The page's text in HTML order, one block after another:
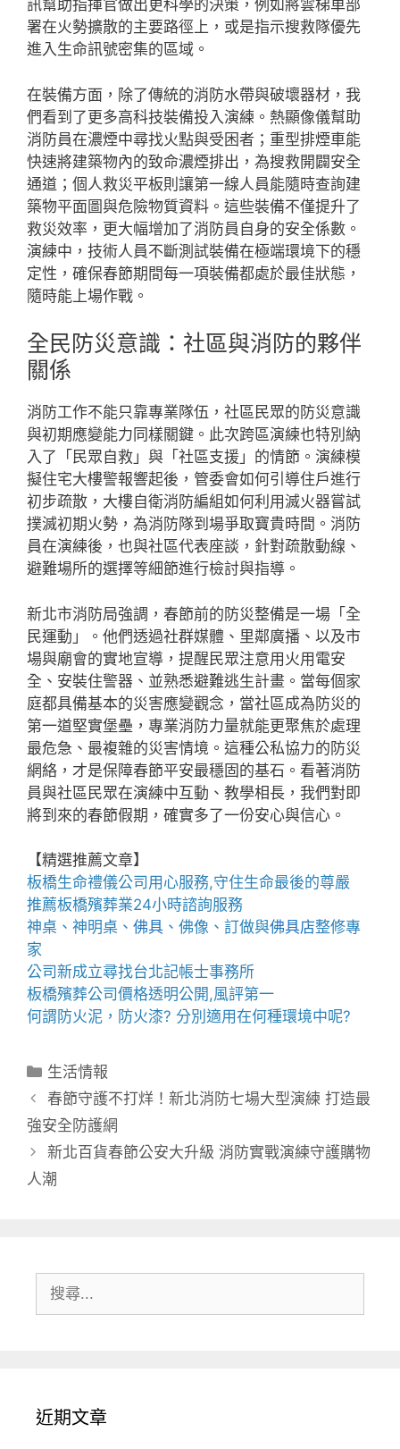
訊幫助指揮官做出更科學的決策，例如將雲梯車部
署在火勢擴散的主要路徑上，或是指示搜救隊優先
進入生命訊號密集的區域。
在裝備方面，除了傳統的消防水帶與破壞器材，我
們看到了更多高科技裝備投入演練。熱顯像儀幫助
消防員在濃煙中尋找火點與受困者；重型排煙車能
快速將建築物內的致命濃煙排出，為搜救開闢安全
通道；個人救災平板則讓第一線人員能隨時查詢建
築物平面圖與危險物質資料。這些裝備不僅提升了
救災效率，更大幅增加了消防員自身的安全係數。
演練中，技術人員不斷測試裝備在極端環境下的穩
定性，確保春節期間每一項裝備都處於最佳狀態，
隨時能上場作戰。
全民防災意識：社區與消防的夥伴
關係
消防工作不能只靠專業隊伍，社區民眾的防災意識
與初期應變能力同樣關鍵。此次跨區演練也特別納
入了「民眾自救」與「社區支援」的情節。演練模
擬住宅大樓警報響起後，管委會如何引導住戶進行
初步疏散，大樓自衛消防編組如何利用滅火器嘗試
撲滅初期火勢，為消防隊到場爭取寶貴時間。消防
員在演練後，也與社區代表座談，針對疏散動線、
避難場所的選擇等細節進行檢討與指導。
新北市消防局強調，春節前的防災整備是一場「全
民運動」。他們透過社群媒體、里鄰廣播、以及市
場與廟會的實地宣導，提醒民眾注意用火用電安
全、安裝住警器、並熟悉避難逃生計畫。當每個家
庭都具備基本的災害應變觀念，當社區成為防災的
第一道堅實堡壘，專業消防力量就能更聚焦於處理
最危急、最複雜的災害情境。這種公私協力的防災
網絡，才是保障春節平安最穩固的基石。看著消防
員與社區民眾在演練中互動、教學相長，我們對即
將到來的春節假期，確實多了一份安心與信心。
【精選推薦文章】
板橋生命禮儀公司 用心服務,守住生命最後的尊嚴
推薦板橋殯葬業24小時諮詢服務
神桌、 神明桌 、 佛具 、佛像、訂做與佛具店整修專
家
公司新成立尋找台北記帳士事務所
板橋殯葬公司價格透明公開,風評第一
何謂 防火泥 ， 防火漆? 分別適用在何種環境中呢?
分
類
生活情報
春節守護不打烊！新北消防七場大型演練 打造最
強安全防護網
新北百貨春節公安大升級 消防實戰演練守護購物
人潮
尋:
近期文章